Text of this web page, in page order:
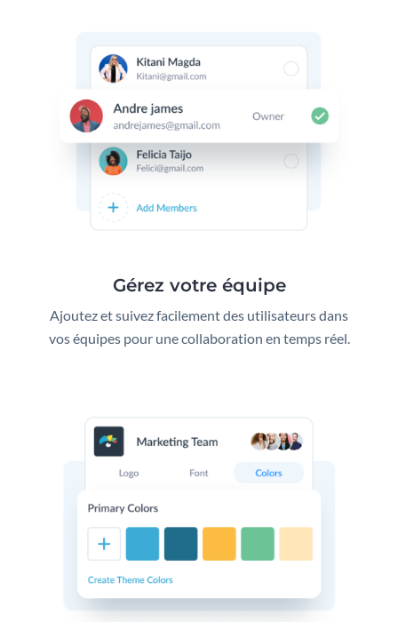
Gérez votre équipe
Ajoutez et suivez facilement des utilisateurs dans
vos équipes pour une collaboration en temps réel.